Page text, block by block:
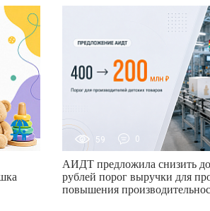
59 0
АИДТ предложила снизить
рублей порог выручки для
повышения